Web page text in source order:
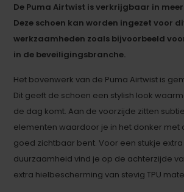
De Puma Airtwist is verkrijgbaar in
Deze schoen kan worden ingezet voor
werkzaamheden zoals bijvoorbeeld
in de beveiligingsbranche.
Het bovenwerk van de Puma Airtwist is
Dit geeft de schoen een stylish look
de dag komt. Aan de voorzijde zitten
elementen waardoor je in het donker met
goed zichtbaar bent. Voor een stukje
duurzaamheid vind je op de achterzijde
extra hielbescherming van stevig TPU